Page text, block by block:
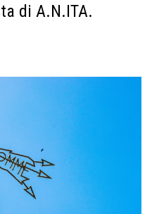
di A.N.ITA.